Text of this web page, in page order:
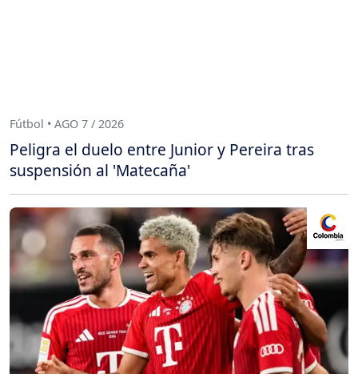
Fútbol • AGO 7 / 2026
Peligra el duelo entre Junior y Pereira tras
suspensión al 'Matecaña'